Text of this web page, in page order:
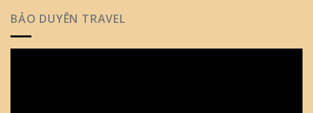
BẢO DUYÊN TRAVEL